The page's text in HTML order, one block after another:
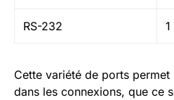
RS-232 1
Cette variété de ports
dans les connexions, que ce